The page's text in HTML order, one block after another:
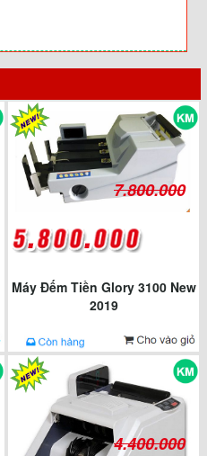
7.800.000
Máy Đếm Tiền Glory 3100 New
2019
4.400.000